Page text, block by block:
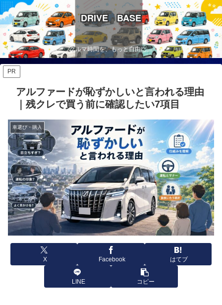
DRIVE BASE
クルマ時間を、もっと自由に。
PR
アルファードが恥ずかしいと言われる理由
｜残クレで買う前に確認したい7項目
車選び・購入
X Facebook はてブ
LINE コピー